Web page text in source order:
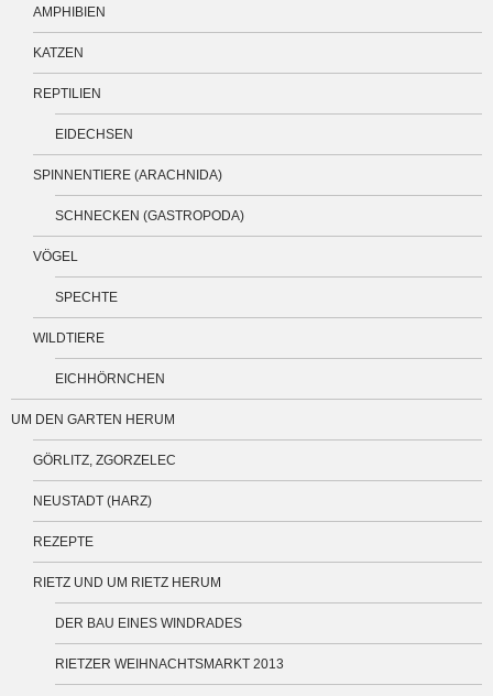
AMPHIBIEN
KATZEN
REPTILIEN
EIDECHSEN
SPINNENTIERE (ARACHNIDA)
SCHNECKEN (GASTROPODA)
VÖGEL
SPECHTE
WILDTIERE
EICHHÖRNCHEN
UM DEN GARTEN HERUM
GÖRLITZ, ZGORZELEC
NEUSTADT (HARZ)
REZEPTE
RIETZ UND UM RIETZ HERUM
DER BAU EINES WINDRADES
RIETZER WEIHNACHTSMARKT 2013